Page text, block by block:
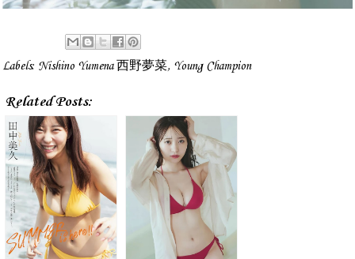
Labels: Nishino Yumena 西野夢菜, Young Champion
Related Posts: